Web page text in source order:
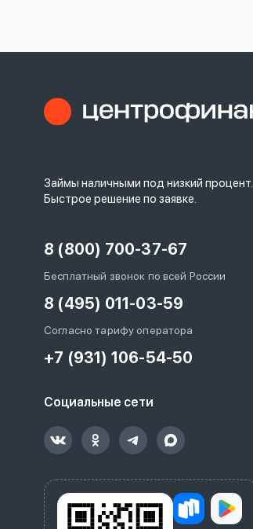
Займы наличными под низкий процент.
Быстрое решение по заявке.
8 (800) 700-37-67
Бесплатный звонок по всей России
8 (495) 011-03-59
Согласно тарифу оператора
+7 (931) 106-54-50
Социальные сети
Войти под другим номером